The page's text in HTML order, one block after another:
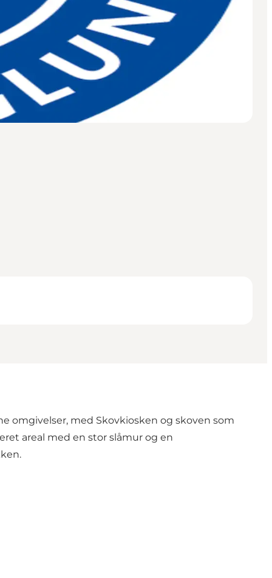
omgivelser, med Skovkiosken og skoven som
areal med en stor slåmur og en